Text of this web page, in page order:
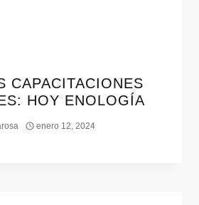
CAPACITACIONES
HOY ENOLOGÍA
enero 12, 2024